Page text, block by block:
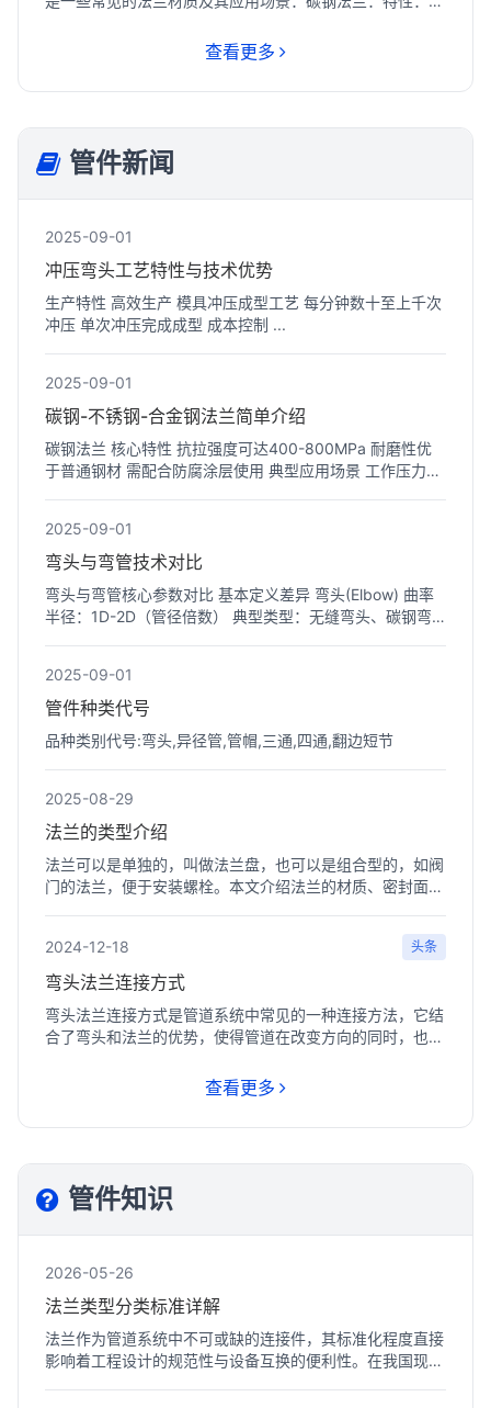
查看更多
管件新闻
2025-09-01
冲压弯头工艺特性与技术优势
生产特性 高效生产 模具冲压成型工艺 每分钟数十至上千次
冲压 单次冲压完成成型 成本控制 ...
2025-09-01
碳钢-不锈钢-合金钢法兰‌简单介绍
碳钢法兰 核心特性 抗拉强度可达400-800MPa 耐磨性优
于普通钢材 需配合防腐涂层使用 典型应用场景 工作压力
2025-09-01
弯头与弯管技术对比
弯头与弯管核心参数对比 基本定义差异 弯头(Elbow) 曲率
半径：1D-2D（管径倍数） 典型类型：无缝弯头、碳钢弯
2025-09-01
管件种类代号
品种类别代号:弯头,异径管,管帽,三通,四通,翻边短节
2025-08-29
法兰的类型介绍
法兰可以是单独的，叫做法兰盘，也可以是组合型的，如阀
门的法兰，便于安装螺栓。本文介绍法兰的材质、密封面形
2024-12-18 头条
弯头法兰连接方式
弯头法兰连接方式是管道系统中常见的一种连接方法，它结
合了弯头和法兰的优势，使得管道在改变方向的同时，也能
查看更多
管件知识
2026-05-26
法兰类型分类标准详解
法兰作为管道系统中不可或缺的连接件，其标准化程度直接
影响着工程设计的规范性与设备互换的便利性。在我国现行